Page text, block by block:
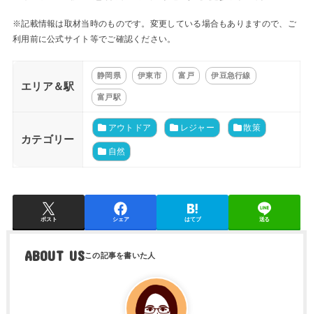
※記載情報は取材当時のものです。変更している場合もありますので、ご
利用前に公式サイト等でご確認ください。
エリア＆駅
静岡県 伊東市 富戸 伊豆急行線
富戸駅
カテゴリー
アウトドア レジャー 散策
自然
ポスト シェア はてブ 送る
ABOUT US